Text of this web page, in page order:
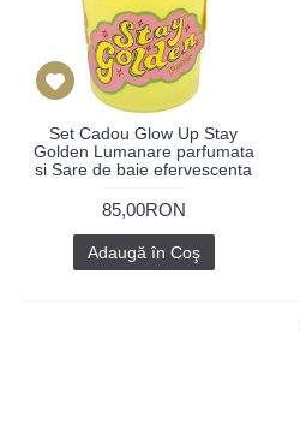
Set Cadou Glow Up Stay
Golden Lumanare parfumata
si Sare de baie efervescenta
85,00RON
Adaugă în Coş